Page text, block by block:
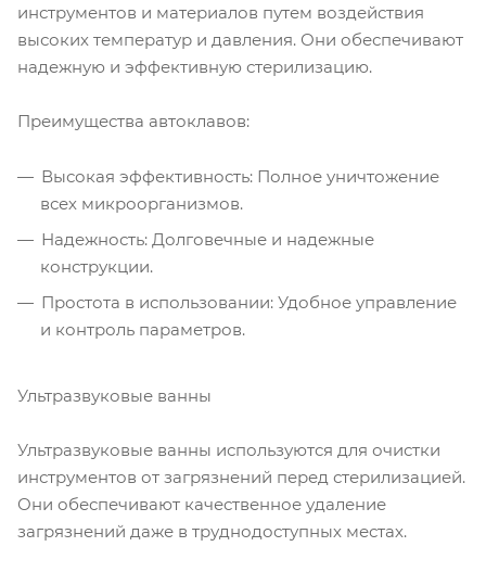
инструментов и материалов путем воздействия
высоких температур и давления. Они обеспечивают
надежную и эффективную стерилизацию.
Преимущества автоклавов:
Высокая эффективность: Полное уничтожение
всех микроорганизмов.
Надежность: Долговечные и надежные
конструкции.
Простота в использовании: Удобное управление
и контроль параметров.
Ультразвуковые ванны
Ультразвуковые ванны используются для очистки
инструментов от загрязнений перед стерилизацией.
Они обеспечивают качественное удаление
загрязнений даже в труднодоступных местах.